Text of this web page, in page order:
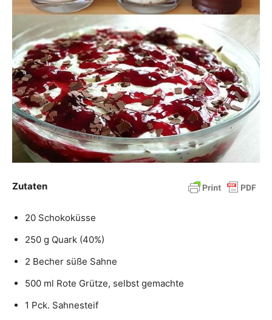
Zutaten
20 Schokoküsse
250 g Quark (40%)
2 Becher süße Sahne
500 ml Rote Grütze, selbst gemachte
1 Pck. Sahnesteif